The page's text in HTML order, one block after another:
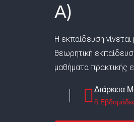
Α)
Η εκπαίδευση
θεωρητική
μαθήματα πρακτικής
Διάρκεια
6